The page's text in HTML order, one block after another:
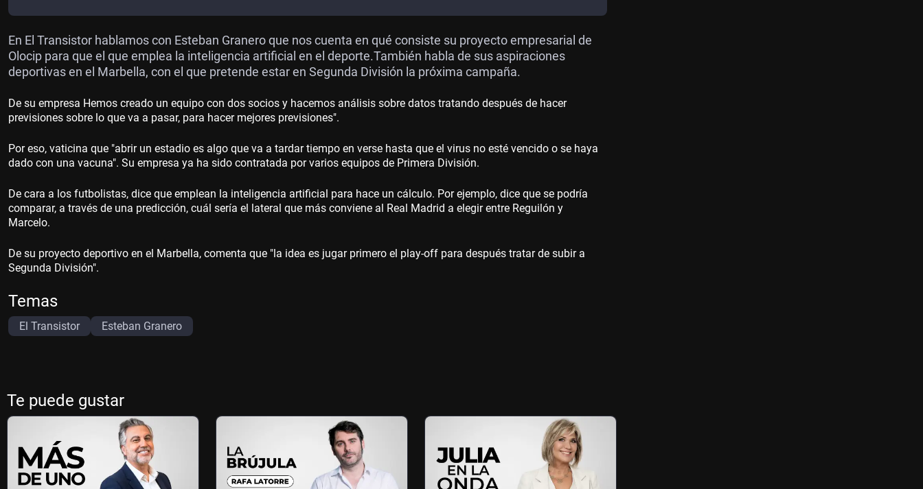
En El Transistor hablamos con Esteban Granero que nos cuenta en qué consiste su proyecto empresarial de
Olocip para que el que emplea la inteligencia artificial en el deporte.También habla de sus aspiraciones
deportivas en el Marbella, con el que pretende estar en Segunda División la próxima campaña.
De su empresa Hemos creado un equipo con dos socios y hacemos análisis sobre datos tratando después de hacer
previsiones sobre lo que va a pasar, para hacer mejores previsiones".
Por eso, vaticina que "abrir un estadio es algo que va a tardar tiempo en verse hasta que el virus no esté vencido o se haya
dado con una vacuna". Su empresa ya ha sido contratada por varios equipos de Primera División.
De cara a los futbolistas, dice que emplean la inteligencia artificial para hace un cálculo. Por ejemplo, dice que se podría
comparar, a través de una predicción, cuál sería el lateral que más conviene al Real Madrid a elegir entre Reguilón y
Marcelo.
De su proyecto deportivo en el Marbella, comenta que "la idea es jugar primero el play-off para después tratar de subir a
Segunda División".
Temas
El Transistor Esteban Granero
Te puede gustar